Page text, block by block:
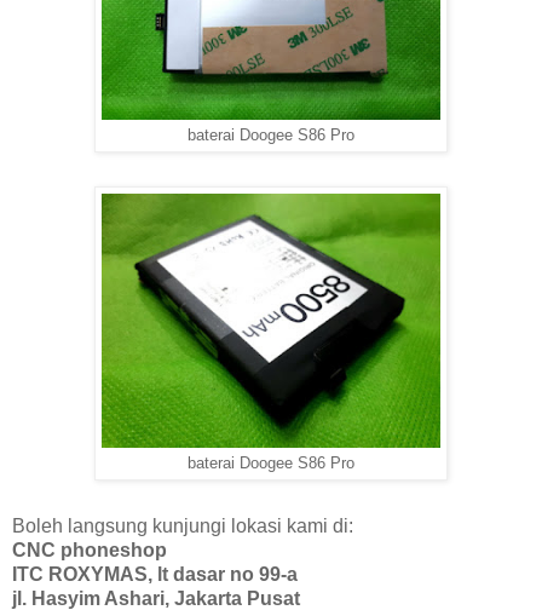
baterai Doogee S86 Pro
baterai Doogee S86 Pro
Boleh langsung kunjungi lokasi kami di:
CNC phoneshop
ITC ROXYMAS, lt dasar no 99-a
jl. Hasyim Ashari, Jakarta Pusat